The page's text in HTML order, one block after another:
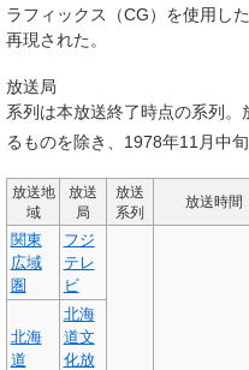
ラフィックス（CG）を使用し
再現された。
放送局
系列は本放送終了時点の系列
るものを除き、1978年11月中
放送地
域
放送
局
放送
系列
放送時間
関東
広域
圏
フジ
テレ
ビ
北海
道
北海
道文
化放